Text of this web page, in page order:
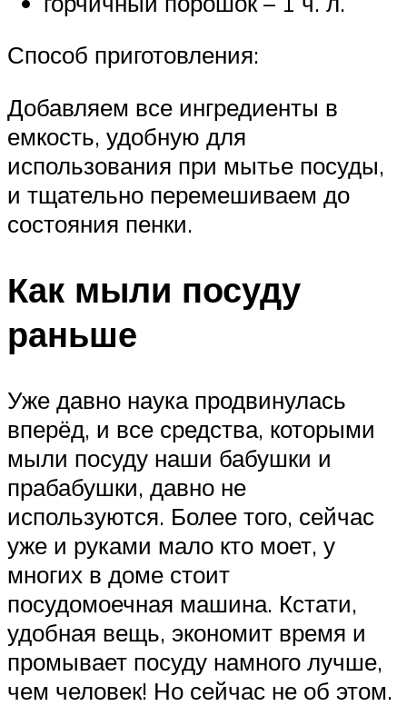
Способ приготовления:
Добавляем все ингредиенты в
емкость, удобную для
использования при мытье посуды,
и тщательно перемешиваем до
состояния пенки.
Как мыли посуду
раньше
Уже давно наука продвинулась
вперёд, и все средства, которыми
мыли посуду наши бабушки и
прабабушки, давно не
используются. Более того, сейчас
уже и руками мало кто моет, у
многих в доме стоит
посудомоечная машина. Кстати,
удобная вещь, экономит время и
промывает посуду намного лучше,
чем человек! Но сейчас не об этом.